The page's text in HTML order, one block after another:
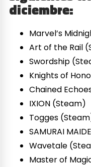
diciembre:
Marvel’s
Art of the Rail
Swordship
Knights of
Chained
IXION (Steam)
Togges
SAMURAI
Wavetale
Master of